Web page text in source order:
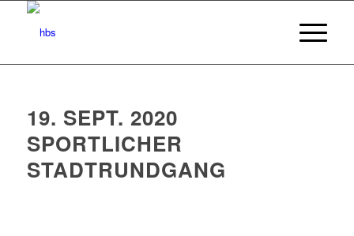
19. SEPT. 2020
SPORTLICHER
STADTRUNDGANG